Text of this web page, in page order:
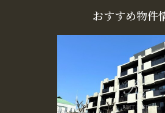
おすすめ物件